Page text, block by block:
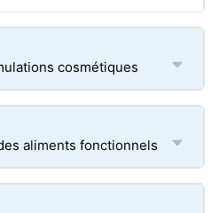
cosmétiques
aliments fonctionnels